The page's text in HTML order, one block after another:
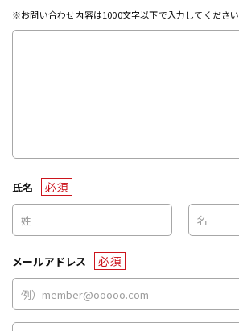
※お問い合わせ内容は1000文字以下で入力してください
氏名 必須
メールアドレス 必須